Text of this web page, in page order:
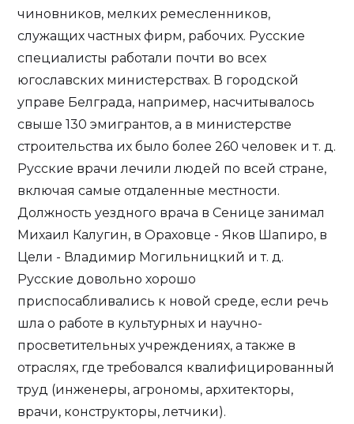
чиновников, мелких ремесленников,
служащих частных фирм, рабочих. Русские
специалисты работали почти во всех
югославских министерствах. В городской
управе Белграда, например, насчитывалось
свыше 130 эмигрантов, а в министерстве
строительства их было более 260 человек и т. д.
Русские врачи лечили людей по всей стране,
включая самые отдаленные местности.
Должность уездного врача в Сенице занимал
Михаил Калугин, в Ораховце - Яков Шапиро, в
Цели - Владимир Могильницкий и т. д.
Русские довольно хорошо
приспосабливались к новой среде, если речь
шла о работе в культурных и научно-
просветительных учреждениях, а также в
отраслях, где требовался квалифицированный
труд (инженеры, агрономы, архитекторы,
врачи, конструкторы, летчики).